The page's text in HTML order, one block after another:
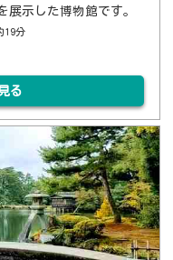
展示した博物館です。
19分
る